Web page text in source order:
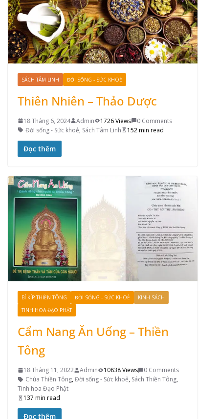
SÁCH TÂM LINH ĐỜI SỐNG - SỨC KHOẺ
Thiên Nhiên – Thảo Dược
18 Tháng 6, 2024 Admin 1726 Views
0 Comments
Đời sống - Sức khoẻ, Sách Tâm Linh 152 min read
Đọc thêm
BÍ KÍP THIỀN TÔNG ĐỜI SỐNG - SỨC KHOẺ
KINH SÁCH
TINH HOA ĐẠO PHẬT
Cẩm Nang Ăn Uống – Thiền
Tông
18 Tháng 11, 2022 Admin 10838 Views
0 Comments
Chùa Thiền Tông,Đời sống - Sức khoẻ, Sách Thiền Tông,
Tinh hoa Đạo Phật
137 min read
Đọc thêm